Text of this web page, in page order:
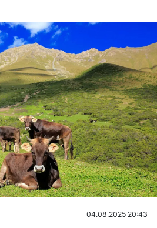
04.08.2025 20:43